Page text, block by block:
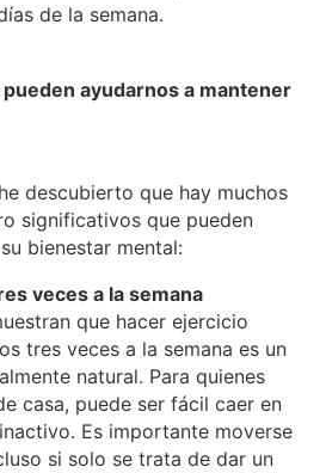
de la semana.
ayudarnos a mantener
descubierto que hay muchos
significativos que pueden
bienestar mental:
veces a la semana
que hacer ejercicio
tres veces a la semana es un
natural. Para quienes
casa, puede ser fácil caer en
Es importante moverse
si solo se trata de dar un